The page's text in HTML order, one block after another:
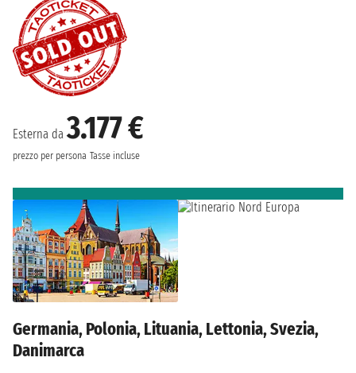
Esterna da3.177 €
prezzo per persona Tasse incluse
Germania, Polonia, Lituania, Lettonia, Svezia,
Danimarca